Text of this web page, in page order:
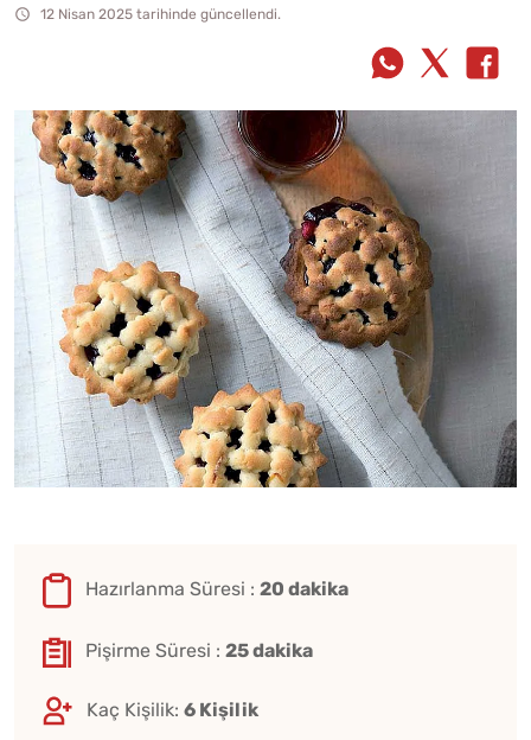
12 Nisan 2025 tarihinde güncellendi.
Hazırlanma Süresi : 20 dakika
Pişirme Süresi : 25 dakika
Kaç Kişilik: 6 Kişilik